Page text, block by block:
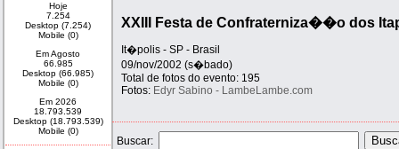
Hoje
7.254
Desktop (7.254)
Mobile (0)
Em Agosto
66.985
Desktop (66.985)
Mobile (0)
Em 2026
18.793.539
Desktop (18.793.539)
Mobile (0)
XXIII Festa de Confraterniza��o dos
It�polis - SP - Brasil
09/nov/2002 (s�bado)
Total de fotos do evento: 195
Fotos: Edyr Sabino - LambeLambe.com
Buscar: